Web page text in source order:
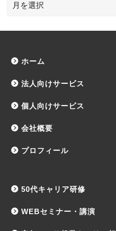
ホーム
法人向けサービス
個人向けサービス
会社概要
プロフィール
50代キャリア研修
WEBセミナー・講演